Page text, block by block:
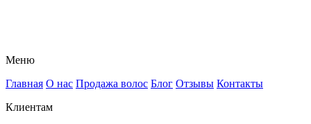
Меню
Главная О нас Продажа волос Блог Отзывы Контакты
Клиентам